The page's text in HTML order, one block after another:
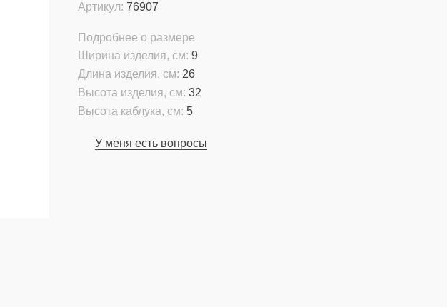
Артикул: 76907
Подробнее о размере
Высота каблука, см: 5
Высота изделия, см: 32
Длина изделия, см: 26
Ширина изделия, см: 9
У меня есть вопросы